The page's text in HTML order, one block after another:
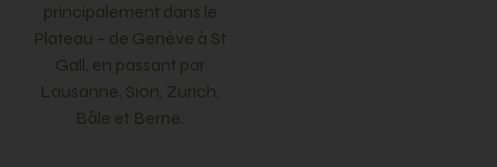
principalement dans le
Plateau – de Genève à St
Gall, en passant par
Lausanne, Sion, Zurich,
Bâle et Berne.